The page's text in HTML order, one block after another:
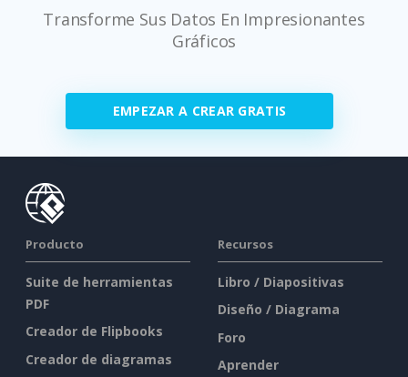
Transforme Sus Datos En Impresionantes
Gráficos
EMPEZAR A CREAR GRATIS
Producto
Suite de herramientas
PDF
Creador de Flipbooks
Creador de diagramas
Recursos
Libro / Diapositivas
Diseño / Diagrama
Foro
Aprender